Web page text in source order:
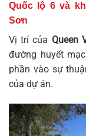
Quốc lộ 6 và
Sơn
Vị trí của Queen
đường huyết
phần vào sự
của dự án.